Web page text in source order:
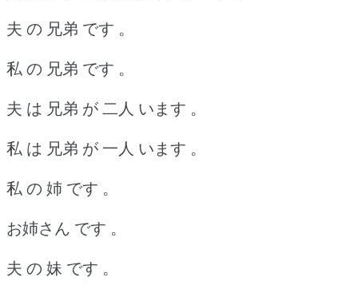
夫 の 兄弟 です 。
私 の 兄弟 です 。
夫 は 兄弟 が 二人 います 。
私 は 兄弟 が 一人 います 。
私 の 姉 です 。
お姉さん です 。
夫 の 妹 です 。